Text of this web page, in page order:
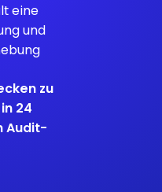
eine
und
zu
24
Audit-